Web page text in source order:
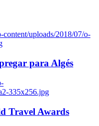
uploads/2018/07/o-
para Algés
335x256.jpg
Travel Awards